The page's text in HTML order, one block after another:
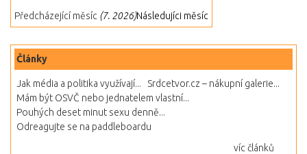
Předcházející měsíc (7. 2026)Následujíci měsíc
Články
Jak média a politika využívají...
Srdcetvor.cz – nákupní galerie...
Mám být OSVČ nebo jednatelem vlastní...
Pouhých deset minut sexu denně...
Odreagujte se na paddleboardu
víc článků